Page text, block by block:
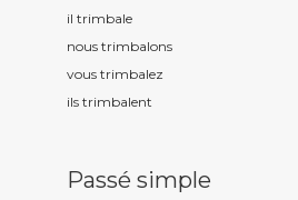
il trimbale
nous trimbalons
vous trimbalez
ils trimbalent
Passé simple